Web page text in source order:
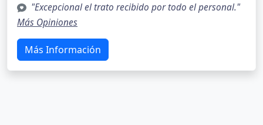
"Excepcional el trato recibido por todo el personal."
Más Opiniones
Más Información